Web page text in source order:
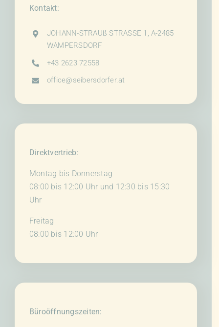
Kontakt:
JOHANN-STRAUß STRASSE 1, A-2485
WAMPERSDORF
+43 2623 72558
office@seibersdorfer.at
Direktvertrieb:
Montag bis Donnerstag
08:00 bis 12:00 Uhr und 12:30 bis 15:30
Uhr
Freitag
08:00 bis 12:00 Uhr
Büroöffnungszeiten: